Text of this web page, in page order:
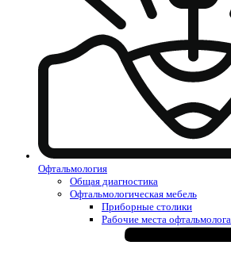
Офтальмология
Общая диагностика
Офтальмологическая мебель
Приборные столики
Рабочие места офтальмолога